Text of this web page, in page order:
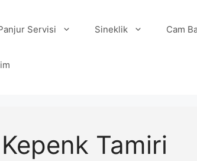
Servisi Sineklik Cam
Tamiri